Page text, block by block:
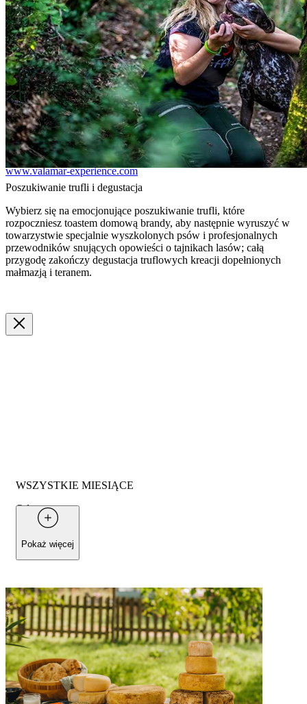
poznaj korzyści programu lojalnościowego Valamar Rewards
zabierz do domu wyjątkową pamiątkę z wakacji dzięki
upominkom i akcesoriom z kolekcji Maro i Valamar
Kontakt:
info@valamar-experience.com
Informacje i rezerwacje:
www.valamar-experience.com
Poszukiwanie trufli i degustacja
Wybierz się na emocjonujące poszukiwanie trufli, które
rozpoczniesz toastem domową brandy, aby następnie wyruszyć w
towarzystwie specjalnie wyszkolonych psów i profesjonalnych
przewodników snujących opowieści o tajnikach lasów; całą
przygodę zakończy degustacja truflowych kreacji dopełnionych
małmazją i teranem.
WSZYSTKIE MIESIĄCE
Od
za osobę
Pokaż więcej